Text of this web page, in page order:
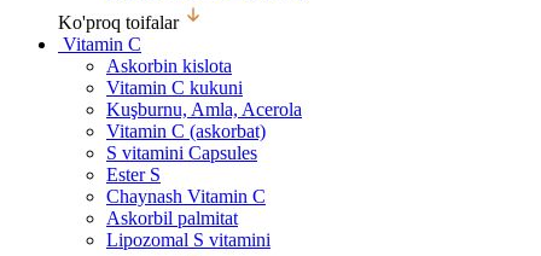
Ko'proq toifalar
Vitamin C
Askorbin kislota
Vitamin C kukuni
Kuşburnu, Amla, Acerola
Vitamin C (askorbat)
S vitamini Capsules
Ester S
Chaynash Vitamin C
Askorbil palmitat
Lipozomal S vitamini